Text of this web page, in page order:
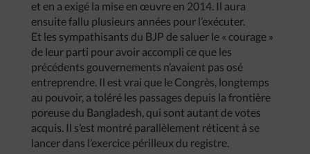
et en a exigé la mise en œuvre en 2014. Il aura
ensuite fallu plusieurs années pour l’exécuter.
Et les sympathisants du BJP de saluer le « courage »
de leur parti pour avoir accompli ce que les
précédents gouvernements n’avaient pas osé
entreprendre. Il est vrai que le Congrès, longtemps
au pouvoir, a toléré les passages depuis la frontière
poreuse du Bangladesh, qui sont autant de votes
acquis. Il s’est montré parallèlement réticent à se
lancer dans l’exercice périlleux du registre.